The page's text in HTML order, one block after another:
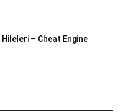
– Cheat Engine